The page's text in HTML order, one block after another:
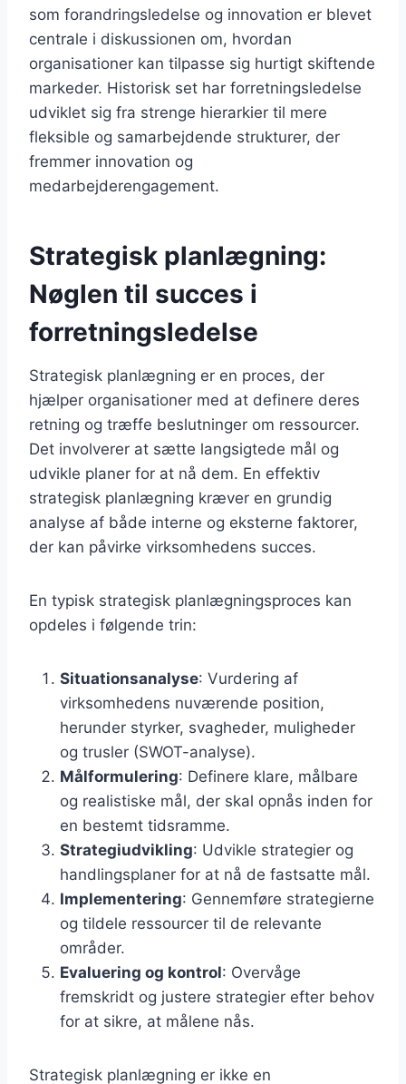
som forandringsledelse og innovation er blevet
centrale i diskussionen om, hvordan
organisationer kan tilpasse sig hurtigt skiftende
markeder. Historisk set har forretningsledelse
udviklet sig fra strenge hierarkier til mere
fleksible og samarbejdende strukturer, der
fremmer innovation og
medarbejderengagement.
Strategisk planlægning:
Nøglen til succes i
forretningsledelse
Strategisk planlægning er en proces, der
hjælper organisationer med at definere deres
retning og træffe beslutninger om ressourcer.
Det involverer at sætte langsigtede mål og
udvikle planer for at nå dem. En effektiv
strategisk planlægning kræver en grundig
analyse af både interne og eksterne faktorer,
der kan påvirke virksomhedens succes.
En typisk strategisk planlægningsproces kan
opdeles i følgende trin:
Situationsanalyse: Vurdering af
virksomhedens nuværende position,
herunder styrker, svagheder, muligheder
og trusler (SWOT-analyse).
Målformulering: Definere klare, målbare
og realistiske mål, der skal opnås inden for
en bestemt tidsramme.
Strategiudvikling: Udvikle strategier og
handlingsplaner for at nå de fastsatte mål.
Implementering: Gennemføre strategierne
og tildele ressourcer til de relevante
områder.
Evaluering og kontrol: Overvåge
fremskridt og justere strategier efter behov
for at sikre, at målene nås.
Strategisk planlægning er ikke en